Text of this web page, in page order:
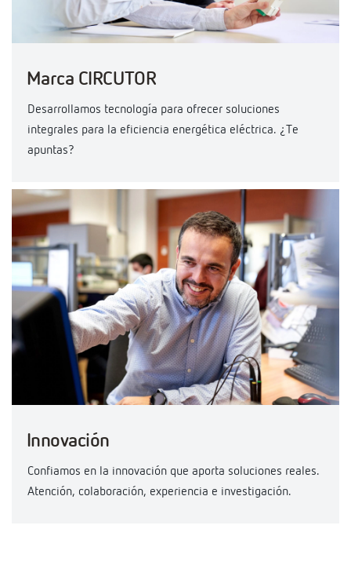
Marca CIRCUTOR
Desarrollamos tecnología para ofrecer soluciones
integrales para la eficiencia energética eléctrica. ¿Te
apuntas?
Innovación
Confiamos en la innovación que aporta soluciones reales.
Atención, colaboración, experiencia e investigación.